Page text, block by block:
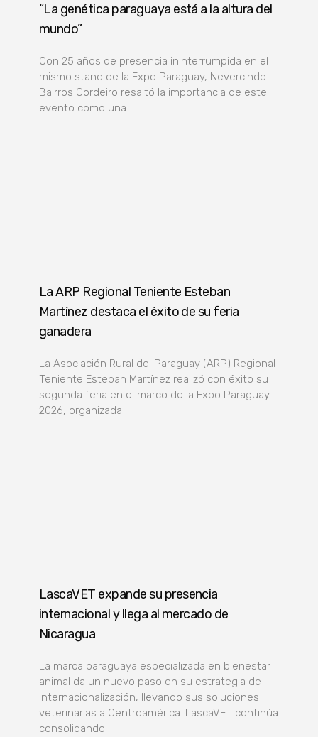
“La genética paraguaya está a la altura del
mundo”
Con 25 años de presencia ininterrumpida en el
mismo stand de la Expo Paraguay, Nevercindo
Bairros Cordeiro resaltó la importancia de este
evento como una
La ARP Regional Teniente Esteban
Martínez destaca el éxito de su feria
ganadera
La Asociación Rural del Paraguay (ARP) Regional
Teniente Esteban Martínez realizó con éxito su
segunda feria en el marco de la Expo Paraguay
2026, organizada
LascaVET expande su presencia
internacional y llega al mercado de
Nicaragua
La marca paraguaya especializada en bienestar
animal da un nuevo paso en su estrategia de
internacionalización, llevando sus soluciones
veterinarias a Centroamérica. LascaVET continúa
consolidando